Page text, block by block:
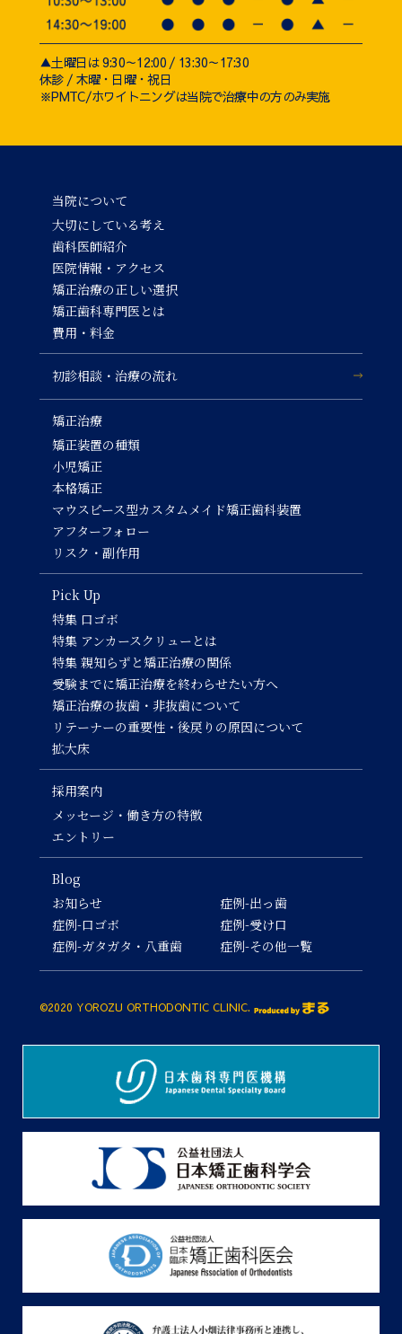
▲土曜日は 9:30～12:00 / 13:30～17:30
休診 / 木曜・日曜・祝日
※PMTC/ホワイトニングは当院で治療中の方のみ実施
当院について
大切にしている考え
歯科医師紹介
医院情報・アクセス
矯正治療の正しい選択
矯正歯科専門医とは
費用・料金
初診相談・治療の流れ
矯正治療
矯正装置の種類
小児矯正
本格矯正
マウスピース型カスタムメイド矯正歯科装置
アフターフォロー
リスク・副作用
Pick Up
特集 口ゴボ
特集 アンカースクリューとは
特集 親知らずと矯正治療の関係
受験までに矯正治療を終わらせたい方へ
矯正治療の抜歯・非抜歯について
リテーナーの重要性・後戻りの原因について
拡大床
採用案内
メッセージ・働き方の特徴
エントリー
Blog
お知らせ
症例-口ゴボ
症例-ガタガタ・八重歯
症例-出っ歯
症例-受け口
症例-その他一覧
©2020 YOROZU ORTHODONTIC CLINIC.